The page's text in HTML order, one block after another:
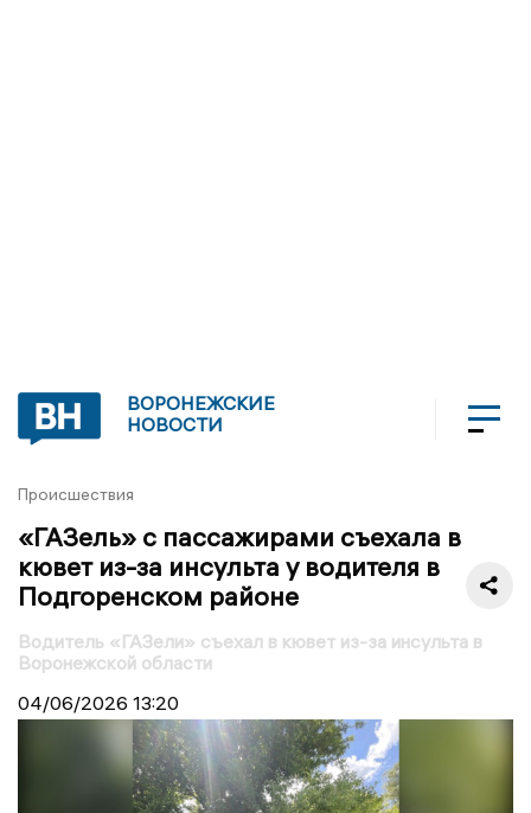
ВОРОНЕЖСКИЕ
НОВОСТИ
Происшествия
«ГАЗель» с пассажирами съехала в
кювет из-за инсульта у водителя в
Подгоренском районе
Водитель «ГАЗели» съехал в кювет из-за инсульта в
Воронежской области
04/06/2026 13:20